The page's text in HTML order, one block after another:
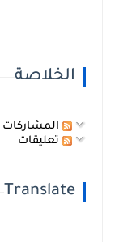
الخلاصة
المشاركات
تعليقات
Translate